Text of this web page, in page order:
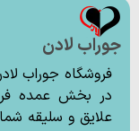
جوراب لادن
در بخش عمده
علایق و سلیقه